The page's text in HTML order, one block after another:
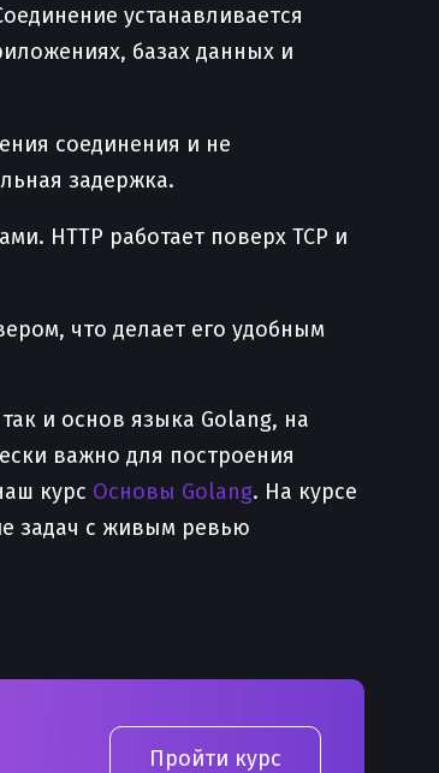
устанавливается
базах данных и
соединения и не
задержка.
HTTP работает поверх TCP и
что делает его удобным
и основ языка Golang, на
важно для построения
курс Основы Golang. На курсе
задач с живым ревью
Пройти курс